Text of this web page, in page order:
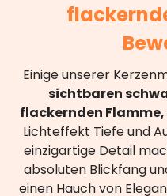
Einige unserer
sichtbaren
flackernden Flamme,
Lichteffekt Tiefe und
einzigartige Detail
absoluten Blickfang
einen Hauch von